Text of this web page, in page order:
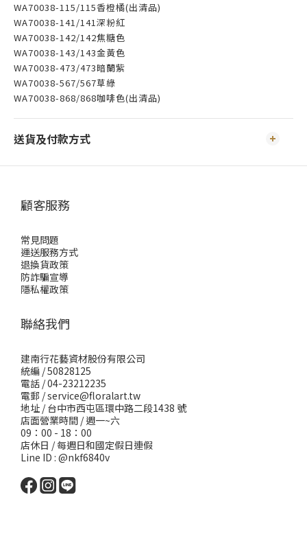
WA70038-115/115香橙橘(出清品)
WA70038-141/141深粉紅
WA70038-142/142焦糖色
WA70038-143/143金黃色
WA70038-473/473暗蘭紫
WA70038-567/567草綠
WA70038-868/868咖啡色(出清品)
送貨及付款方式
顧客服務
常見問題
運送服務方式
退換貨政策
防詐騙宣導
隱私權政策
聯絡我們
建南行花藝資材股份有限公司
統編 / 50828125
電話 / 04-23212235
電郵 /service@floralart.tw
地址 / 台中市西屯區環中路二段1438 號
店面營業時間 / 週一~六
09：00 - 18：00
店休日 / 每週日和國定假日連假
Line ID : @nkf6840v